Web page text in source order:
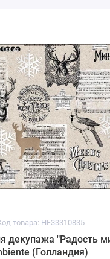
товара: HF33310835
декупажа "Радость
(Голландия)